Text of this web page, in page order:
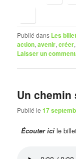
Publié dans Les
action,avenir,créer
Laisser un
Un chemin
Publié le17
Écouter ici le